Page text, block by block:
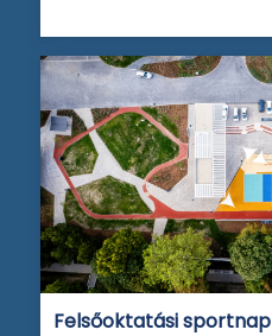
Felsőoktatási sportnap